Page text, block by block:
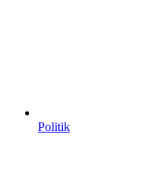
Politik